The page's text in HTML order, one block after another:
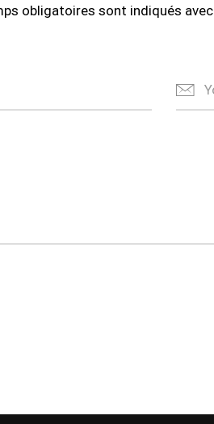
obligatoires sont indiqués avec